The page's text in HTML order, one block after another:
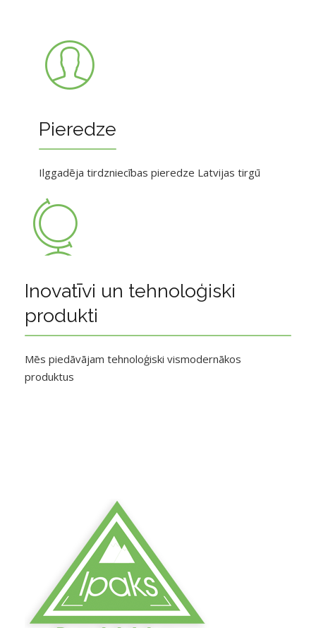
Pieredze
Ilggadēja tirdzniecības pieredze Latvijas tirgū
Inovatīvi un tehnoloģiski
produkti
Mēs piedāvājam tehnoloģiski vismodernākos
produktus